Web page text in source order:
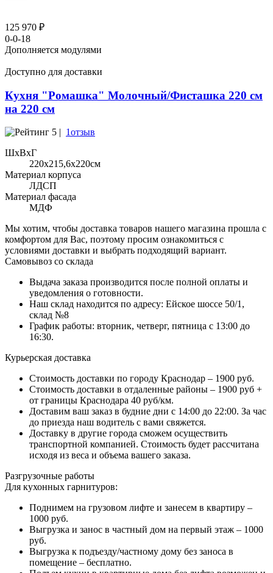
125 970 ₽
0-0-18
Дополняется модулями
Доступно для доставки
Кухня "Ромашка" Молочный/Фисташка 220 см
на 220 см
5 | 1отзыв
ШхВхГ
220x215,6х220см
Материал корпуса
ЛДСП
Материал фасада
МДФ
Мы хотим, чтобы доставка товаров нашего магазина прошла с
комфортом для Вас, поэтому просим ознакомиться с
условиями доставки и выбрать подходящий вариант.
Самовывоз со склада
Выдача заказа производится после полной оплаты и
уведомления о готовности.
Наш склад находится по адресу: Ейское шоссе 50/1,
склад №8
График работы: вторник, четверг, пятница с 13:00 до
16:30.
Курьерская доставка
Стоимость доставки по городу Краснодар – 1900 руб.
Стоимость доставки в отдаленные районы – 1900 руб +
от границы Краснодара 40 руб/км.
Доставим ваш заказ в будние дни с 14:00 до 22:00. За час
до приезда наш водитель с вами свяжется.
Доставку в другие города сможем осуществить
транспортной компанией. Стоимость будет рассчитана
исходя из веса и объема вашего заказа.
Разгрузочные работы
Для кухонных гарнитуров:
Поднимем на грузовом лифте и занесем в квартиру –
1000 руб.
Выгрузка и занос в частный дом на первый этаж – 1000
руб.
Выгрузка к подъезду/частному дому без заноса в
помещение – бесплатно.